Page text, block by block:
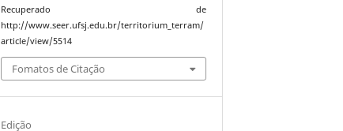
Recuperado de
http://www.seer.ufsj.edu.br/territorium_terram/
article/view/5514
Fomatos de Citação
Edição